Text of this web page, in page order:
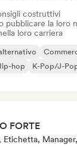
costruttivi
pubblicare la loro
loro carriera
hop K-Pop/J-
FORTE